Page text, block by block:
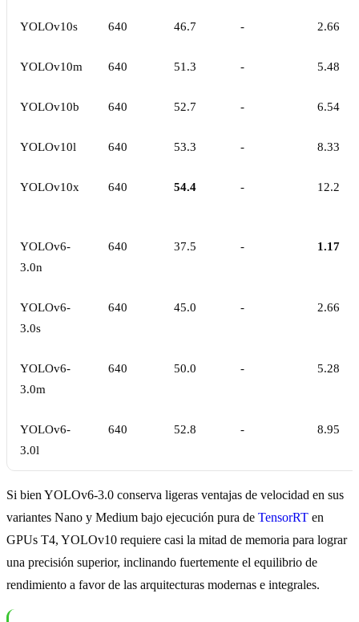
YOLOv10s 640 46.7 - 2.66
YOLOv10m 640 51.3 - 5.48
YOLOv10b 640 52.7 - 6.54
YOLOv10l 640 53.3 - 8.33
YOLOv10x 640 54.4 - 12.2
YOLOv6-
3.0n
640 37.5 - 1.17
YOLOv6-
3.0s
640 45.0 - 2.66
YOLOv6-
3.0m
640 50.0 - 5.28
YOLOv6-
3.0l
640 52.8 - 8.95
Si bien YOLOv6-3.0 conserva ligeras ventajas de velocidad en sus
variantes Nano y Medium bajo ejecución pura de TensorRT en
GPUs T4, YOLOv10 requiere casi la mitad de memoria para lograr
una precisión superior, inclinando fuertemente el equilibrio de
rendimiento a favor de las arquitecturas modernas e integrales.